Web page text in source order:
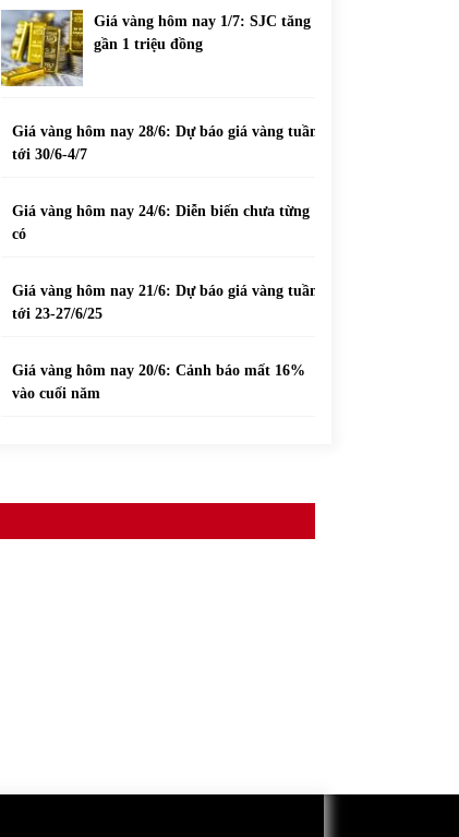
Giá vàng hôm nay 1/7: SJC tăng
gần 1 triệu đồng
Giá vàng hôm nay 28/6: Dự báo giá vàng tuần
tới 30/6-4/7
Giá vàng hôm nay 24/6: Diễn biến chưa từng
có
Giá vàng hôm nay 21/6: Dự báo giá vàng tuần
tới 23-27/6/25
Giá vàng hôm nay 20/6: Cảnh báo mất 16%
vào cuối năm